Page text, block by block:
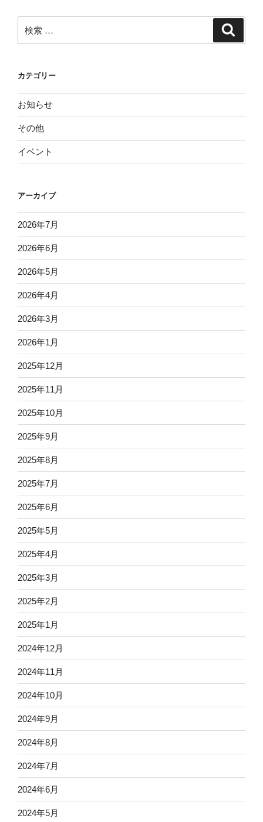
索:
カテゴリー
お知らせ
その他
イベント
アーカイブ
2026年7月
2026年6月
2026年5月
2026年4月
2026年3月
2026年1月
2025年12月
2025年11月
2025年10月
2025年9月
2025年8月
2025年7月
2025年6月
2025年5月
2025年4月
2025年3月
2025年2月
2025年1月
2024年12月
2024年11月
2024年10月
2024年9月
2024年8月
2024年7月
2024年6月
2024年5月